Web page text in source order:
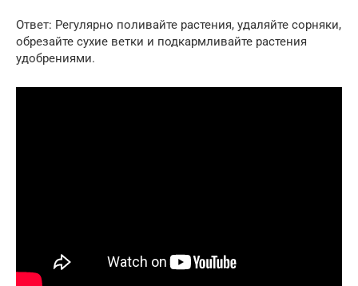
Ответ: Регулярно поливайте растения, удаляйте сорняки,
обрезайте сухие ветки и подкармливайте растения
удобрениями.